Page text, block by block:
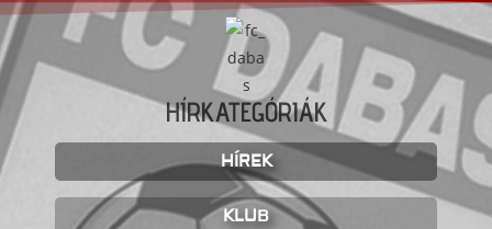
HÍRKATEGÓRIÁK
HÍREK
KLUB